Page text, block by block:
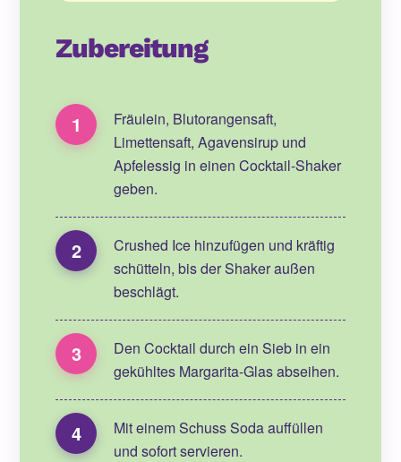
Zubereitung
1
Fräulein, Blutorangensaft,
Limettensaft, Agavensirup und
Apfelessig in einen Cocktail-Shaker
geben.
2
Crushed Ice hinzufügen und kräftig
schütteln, bis der Shaker außen
beschlägt.
3
Den Cocktail durch ein Sieb in ein
gekühltes Margarita-Glas abseihen.
4
Mit einem Schuss Soda auffüllen
und sofort servieren.